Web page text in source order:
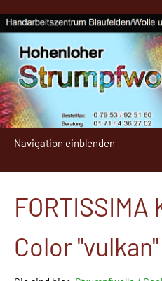
Navigation einblenden
Color "vulkan"